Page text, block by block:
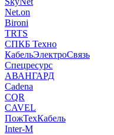
Net.on
Bironi
TRTS
СПКБ Техно
КабельЭлектроСвязь
Спецресурс
АВАНГАРД
Cadena
CQR
CAVEL
ПожТехКабель
Inter-M